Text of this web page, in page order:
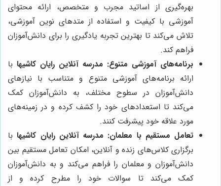
بهره‌گیری از اساتید مجرب و متخصص، ارائه محتوای
آموزشی با کیفیت و استفاده از متدهای نوین آموزشی،
تلاش می‌کند تا بهترین تجربه یادگیری را برای دانش‌آموزان
فراهم کند.
برنامه‌های آموزشی متنوع: مدرسه آنلاین رایان کاشیها با
ارائه برنامه‌های آموزشی متنوع و متناسب با نیازهای
دانش‌آموزان در سطوح مختلف، به دانش‌آموزان کمک
می‌کند تا استعدادهای خود را کشف کرده و در زمینه‌های
مورد علاقه خود پیشرفت کنند.
تعامل مستقیم با معلمان: مدرسه آنلاین رایان کاشیهابا
برگزاری کلاس‌های زنده و آنلاین، امکان تعامل مستقیم بین
دانش‌آموزان و معلمان را فراهم می‌کند و به دانش‌آموزان
کمک می‌کند تا سوالات خود را مطرح کرده و از